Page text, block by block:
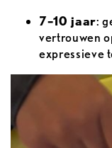
7–10 jaar:
vertrouwen
expressieve